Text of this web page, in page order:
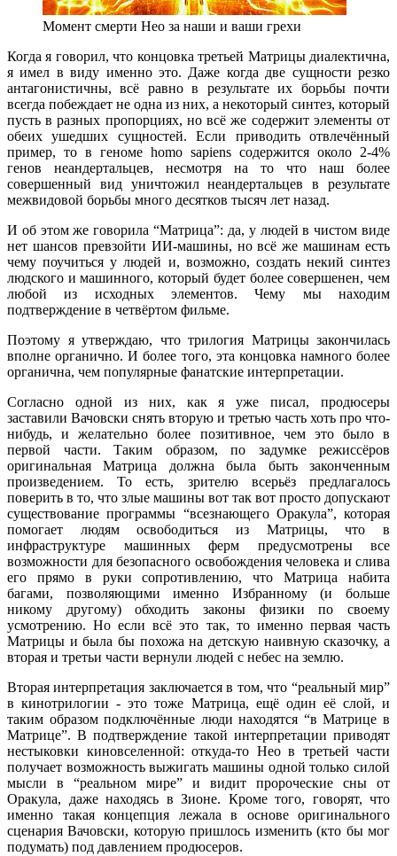
Момент смерти Нео за наши и ваши грехи
Когда я говорил, что концовка третьей Матрицы диалектична,
я имел в виду именно это. Даже когда две сущности резко
антагонистичны, всё равно в результате их борьбы почти
всегда побеждает не одна из них, а некоторый синтез, который
пусть в разных пропорциях, но всё же содержит элементы от
обеих ушедших сущностей. Если приводить отвлечённый
пример, то в геноме homo sapiens содержится около 2-4%
генов неандертальцев, несмотря на то что наш более
совершенный вид уничтожил неандертальцев в результате
межвидовой борьбы много десятков тысяч лет назад.
И об этом же говорила “Матрица”: да, у людей в чистом виде
нет шансов превзойти ИИ-машины, но всё же машинам есть
чему поучиться у людей и, возможно, создать некий синтез
людского и машинного, который будет более совершенен, чем
любой из исходных элементов. Чему мы находим
подтверждение в четвёртом фильме.
Поэтому я утверждаю, что трилогия Матрицы закончилась
вполне органично. И более того, эта концовка намного более
органична, чем популярные фанатские интерпретации.
Согласно одной из них, как я уже писал, продюсеры
заставили Вачовски снять вторую и третью часть хоть про что-
нибудь, и желательно более позитивное, чем это было в
первой части. Таким образом, по задумке режиссёров
оригинальная Матрица должна была быть законченным
произведением. То есть, зрителю всерьёз предлагалось
поверить в то, что злые машины вот так вот просто допускают
существование программы “всезнающего Оракула”, которая
помогает людям освободиться из Матрицы, что в
инфраструктуре машинных ферм предусмотрены все
возможности для безопасного освобождения человека и слива
его прямо в руки сопротивлению, что Матрица набита
багами, позволяющими именно Избранному (и больше
никому другому) обходить законы физики по своему
усмотрению. Но если всё это так, то именно первая часть
Матрицы и была бы похожа на детскую наивную сказочку, а
вторая и третьи части вернули людей с небес на землю.
Вторая интерпретация заключается в том, что “реальный мир”
в кинотрилогии - это тоже Матрица, ещё один её слой, и
таким образом подключённые люди находятся “в Матрице в
Матрице”. В подтверждение такой интерпретации приводят
нестыковки киновселенной: откуда-то Нео в третьей части
получает возможность выжигать машины одной только силой
мысли в “реальном мире” и видит пророческие сны от
Оракула, даже находясь в Зионе. Кроме того, говорят, что
именно такая концепция лежала в основе оригинального
сценария Вачовски, которую пришлось изменить (кто бы мог
подумать) под давлением продюсеров.